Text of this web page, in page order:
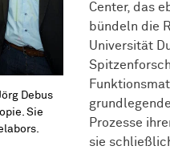
Debus
Sie
Center, das
bündeln die
Universität
Prozesse
sie